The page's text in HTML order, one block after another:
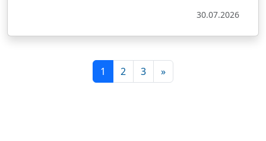
30.07.2026
1 2 3 »